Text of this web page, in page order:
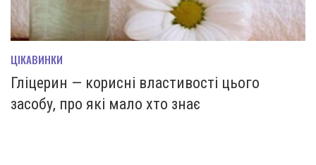
ЦІКАВИНКИ
Гліцерин — корисні властивості цього
засобу, про які мало хто знає